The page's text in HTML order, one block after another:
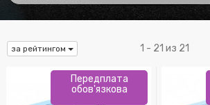
за рейтингом 1 - 21 из 21
Передплата
обов'язкова